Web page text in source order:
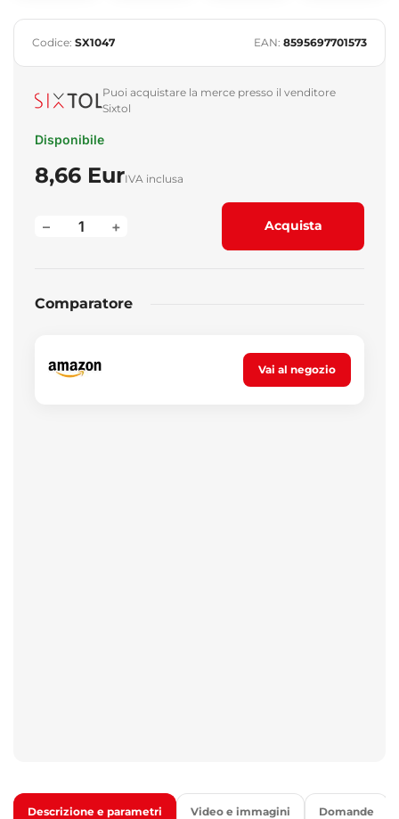
Codice: SX1047 EAN: 8595697701573
Puoi acquistare la merce presso il venditore
Sixtol
Disponibile
8,66 EurIVA inclusa
+
– Acquista
Comparatore
Vai al negozio
Descrizione e parametri Video e immagini Domande